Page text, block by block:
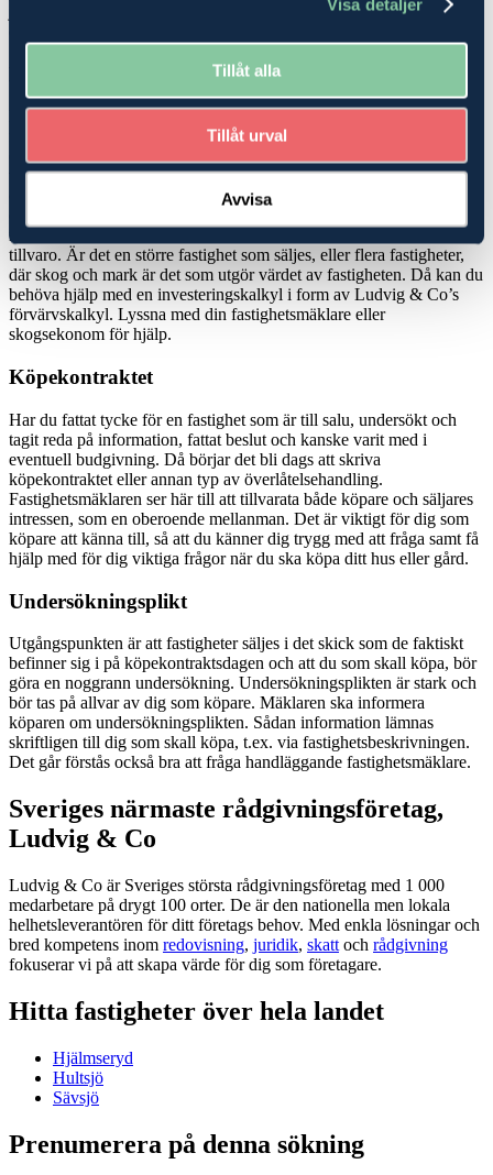
Visa detaljer
Tillåt alla
Tillåt urval
Avvisa
juridik, som kan hjälpa dig att hitta den bästa möjliga lösningen när
Köp- och investeringskalkyler
Köper du en mindre fastighet, en så kallad avstyckad gård där det
finns ett hus att bo i men mindre marker, kan du bli hjälpt av att be
din
vilken boendekostnaden blir. Det handlar ofta om att få veta vilka
driftkostnader ditt nya hus har samt vilka kostnader du har för de lån
mycket som blir över till övriga kostnader som krävs för en dräglig
tillvaro. Är det en större fastighet som säljes, eller flera fastigheter,
där skog och mark är det som utgör värdet av fastigheten. Då kan du
behöva hjälp med en investeringskalkyl i form av Ludvig & Co’s
förvärvskalkyl. Lyssna med din fastighetsmäklare eller
skogsekonom för hjälp.
Köpekontraktet
Har du fattat tycke för en fastighet som är till salu, undersökt och
tagit reda på information, fattat beslut och kanske varit med i
eventuell budgivning. Då börjar det bli dags att skriva
köpekontraktet eller annan typ av överlåtelsehandling.
Fastighetsmäklaren ser här till att tillvarata både köpare och säljares
intressen, som en oberoende mellanman. Det är viktigt för dig som
köpare att känna till, så att du känner dig trygg med att fråga samt få
hjälp med för dig viktiga frågor när du ska köpa ditt hus eller gård.
Undersökningsplikt
Utgångspunkten är att fastigheter säljes i det skick som de faktiskt
befinner sig i på köpekontraktsdagen och att du som skall köpa, bör
göra en noggrann undersökning. Undersökningsplikten är stark och
bör tas på allvar av dig som köpare. Mäklaren ska informera
köparen om undersökningsplikten. Sådan information lämnas
skriftligen till dig som skall köpa, t.ex. via fastighetsbeskrivningen.
Det går förstås också bra att fråga handläggande fastighetsmäklare.
Sveriges närmaste rådgivningsföretag,
Ludvig & Co
Ludvig & Co är Sveriges största rådgivningsföretag med 1 000
medarbetare på drygt 100 orter. De är den nationella men lokala
helhetsleverantören för ditt företags behov. Med enkla lösningar och
bred kompetens inom redovisning, juridik, skatt och rådgivning
fokuserar vi på att skapa värde för dig som företagare.
Hitta fastigheter över hela landet
Hjälmseryd
Hultsjö
Sävsjö
Prenumerera på denna sökning